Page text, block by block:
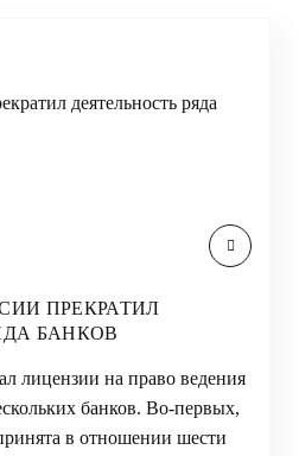
ПРЕКРАТИЛ
БАНКОВ
лицензии на право ведения
банков. Во-первых,
в отношении шести